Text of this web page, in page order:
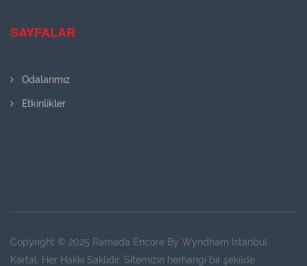
SAYFALAR
Odalarımız
Etkinlikler
Copyright © 2025 Ramada Encore By Wyndham Istanbul
Kartal. Her Hakkı Saklıdır. Sitemizin herhangi bir şekilde